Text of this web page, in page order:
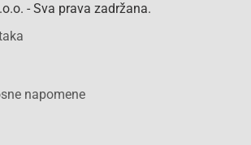
- Sva prava zadržana.
napomene